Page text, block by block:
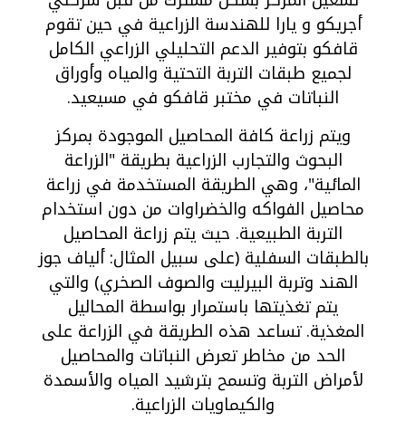
أجريكو و يارا للهندسة الزراعية في حين تقوم
قافكو بتوفير الدعم التحليلي الزراعي الكامل
لجميع طبقات التربة التحتية والمياه وأوراق
النباتات في مختبر قافكو في مسيعيد.
ويتم زراعة كافة المحاصيل الموجودة بمركز
البحوث والتجارب الزراعية بطريقة "الزراعة
المائية"، وهي الطريقة المستخدمة في زراعة
محاصيل الفواكه والخضراوات من دون استخدام
التربة الطبيعية. حيث يتم زراعة المحاصيل
بالطبقات السفلية (على سبيل المثال: ألياف جوز
الهند وتربة البيرليت والصوف الصخري) والتي
يتم تغذيتها باستمرار بواسطة المحاليل
المغذية. تساعد هذه الطريقة في الزراعة على
الحد من مخاطر تعرض النباتات والمحاصيل
لأمراض التربة وتسمح بترشيد المياه والأسمدة
والكيماويات الزراعية.